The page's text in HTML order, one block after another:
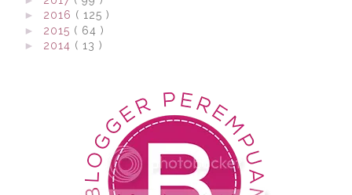
► 2016 ( 125 )
► 2015 ( 64 )
► 2014 ( 13 )